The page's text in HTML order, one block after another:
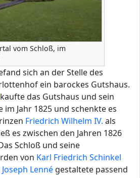
vom Schloß, im
sich an der Stelle des
ein barockes Gutshaus.
kaufte das Gutshaus und sein
im Jahr 1825 und schenkte es
Friedrich Wilhelm IV. als
es zwischen den Jahren 1826
Schloß und seine
von Karl Friedrich Schinkel
Lenné gestaltete passend